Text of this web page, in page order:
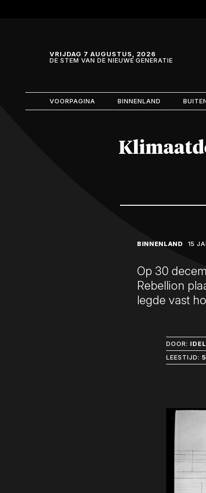
VRIJDAG 7 AUGUSTUS, 2026
DE STEM VAN DE NIEUWE GENERATIE
VOORPAGINA BINNENLAND
BINNENLAND 15
Op 30
Rebellion
legde vast
DOOR:
LEESTIJD: